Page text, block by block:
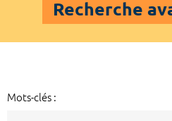
Recherche
Mots-clés :